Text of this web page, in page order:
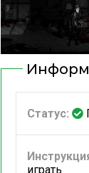
Статус:
играть